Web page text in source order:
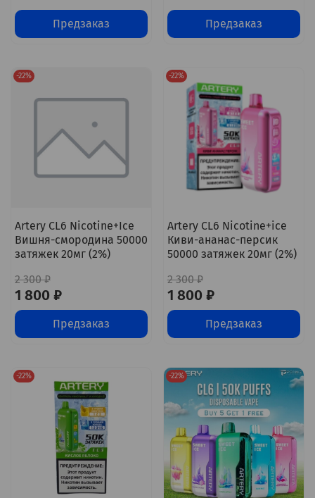
Предзаказ Предзаказ
-22%
Artery CL6 Nicotine+Ice
Вишня-смородина 50000
затяжек 20мг (2%)
2 300 ₽
1 800 ₽
Предзаказ
-22%
Artery CL6 Nicotine+ice
Киви-ананас-персик
50000 затяжек 20мг (2%)
2 300 ₽
1 800 ₽
Предзаказ
-22% -22%